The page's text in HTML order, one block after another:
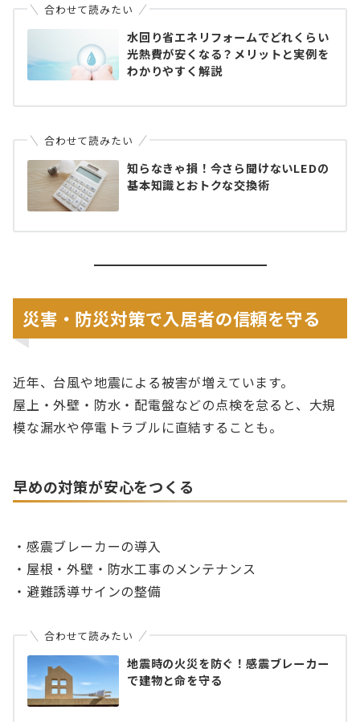
合わせて読みたい
水回り省エネリフォームでどれくらい
光熱費が安くなる？メリットと実例を
わかりやすく解説
合わせて読みたい
知らなきゃ損！今さら聞けないLEDの
基本知識とおトクな交換術
災害・防災対策で入居者の信頼を守る
近年、台風や地震による被害が増えています。
屋上・外壁・防水・配電盤などの点検を怠ると、大規
模な漏水や停電トラブルに直結することも。
早めの対策が安心をつくる
・感震ブレーカーの導入
・屋根・外壁・防水工事のメンテナンス
・避難誘導サインの整備
合わせて読みたい
地震時の火災を防ぐ！感震ブレーカー
で建物と命を守る